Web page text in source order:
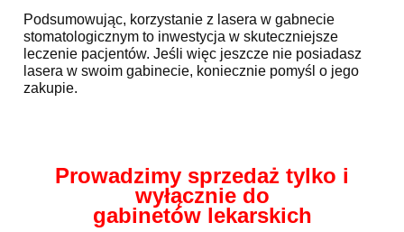
Podsumowując, korzystanie z lasera w gabnecie
stomatologicznym to inwestycja w skuteczniejsze
leczenie pacjentów. Jeśli więc jeszcze nie posiadasz
lasera w swoim gabinecie, koniecznie pomyśl o jego
zakupie.
Prowadzimy sprzedaż tylko i
wyłącznie do
gabinetów lekarskich